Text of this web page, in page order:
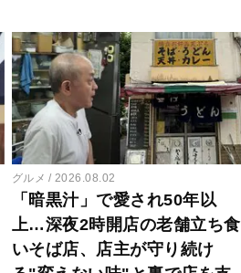
グルメ 2026.08.02
「暗黒汁」で愛され50年以
上…深夜2時開店の老舗立ち食
いそば店、店主が守り続け